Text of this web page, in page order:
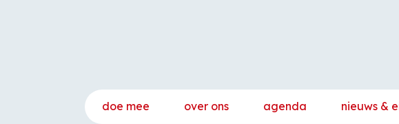
doe mee over ons agenda nieuws &